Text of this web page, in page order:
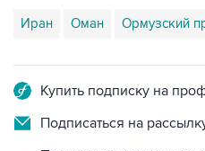
Иран Оман Ормузский
Купить подписку на
Подписаться на